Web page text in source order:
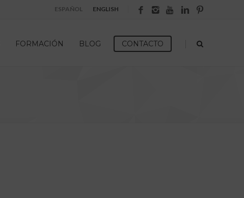
ESPAÑOL ENGLISH
FORMACIÓN BLOG CONTACTO